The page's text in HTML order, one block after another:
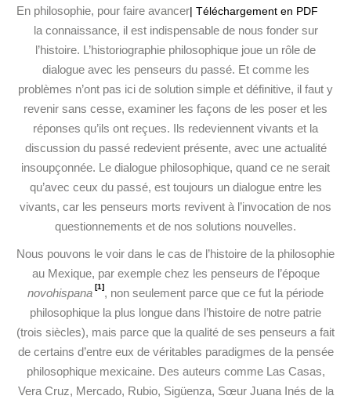
| Téléchargement en PDF
En philosophie, pour faire avancer
la connaissance, il est indispensable de nous fonder sur
l’histoire. L’historiographie philosophique joue un rôle de
dialogue avec les penseurs du passé. Et comme les
problèmes n’ont pas ici de solution simple et définitive, il faut y
revenir sans cesse, examiner les façons de les poser et les
réponses qu’ils ont reçues. Ils redeviennent vivants et la
discussion du passé redevient présente, avec une actualité
insoupçonnée. Le dialogue philosophique, quand ce ne serait
qu’avec ceux du passé, est toujours un dialogue entre les
vivants, car les penseurs morts revivent à l’invocation de nos
questionnements et de nos solutions nouvelles.
Nous pouvons le voir dans le cas de l’histoire de la philosophie
au Mexique, par exemple chez les penseurs de l’époque
novohispana [1], non seulement parce que ce fut la période
philosophique la plus longue dans l’histoire de notre patrie
(trois siècles), mais parce que la qualité de ses penseurs a fait
de certains d’entre eux de véritables paradigmes de la pensée
philosophique mexicaine. Des auteurs comme Las Casas,
Vera Cruz, Mercado, Rubio, Sigüenza, Sœur Juana Inés de la